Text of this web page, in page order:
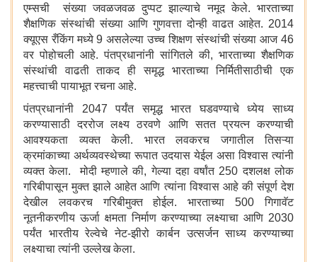
एम्सची संख्या जवळजवळ दुप्पट झाल्याचे नमूद केले. भारताच्या
शैक्षणिक संस्थांची संख्या आणि गुणवत्ता दोन्ही वाढत आहेत. 2014
क्यूएस रँकिंग मध्ये 9 असलेल्या उच्च शिक्षण संस्थांची संख्या आज 46
वर पोहोचली आहे. पंतप्रधानांनी सांगितले की, भारताच्या शैक्षणिक
संस्थांची वाढती ताकद ही समृद्ध भारताच्या निर्मितीसाठीची एक
महत्त्वाची पायाभूत रचना आहे.
पंतप्रधानांनी 2047 पर्यंत समृद्ध भारत घडवण्याचे ध्येय साध्य
करण्यासाठी दररोज लक्ष्य ठरवणे आणि सतत प्रयत्न करण्याची
आवश्यकता व्यक्त केली. भारत लवकरच जगातील तिसऱ्या
क्रमांकाच्या अर्थव्यवस्थेच्या रूपात उदयास येईल असा विश्वास त्यांनी
व्यक्त केला. मोदी म्हणाले की, गेल्या दहा वर्षांत 250 दशलक्ष लोक
गरिबीपासून मुक्त झाले आहेत आणि त्यांना विश्वास आहे की संपूर्ण देश
देखील लवकरच गरिबीमुक्त होईल. भारताच्या 500 गिगावॅट
नूतनीकरणीय ऊर्जा क्षमता निर्माण करण्याच्या लक्ष्याचा आणि 2030
पर्यंत भारतीय रेल्वेचे नेट-झीरो कार्बन उत्सर्जन साध्य करण्याच्या
लक्ष्याचा त्यांनी उल्लेख केला.